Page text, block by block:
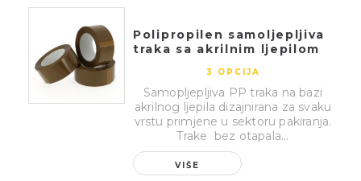
Polipropilen samoljepljiva
traka sa akrilnim ljepilom
3 OPCIJA
Samopljepljiva PP traka na bazi
akrilnog ljepila dizajnirana za svaku
vrstu primjene u sektoru pakiranja.
Trake bez otapala...
VIŠE